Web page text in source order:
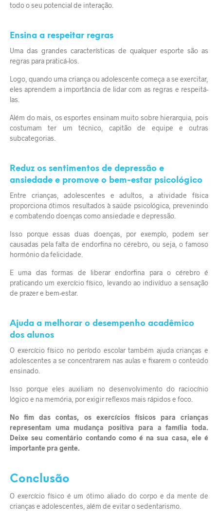
todo o seu potencial de interação.
Ensina a respeitar regras
Uma das grandes características de qualquer esporte são as
regras para praticá-los.
Logo, quando uma criança ou adolescente começa a se exercitar,
eles aprendem a importância de lidar com as regras e respeitá-
las.
Além do mais, os esportes ensinam muito sobre hierarquia, pois
costumam ter um técnico, capitão de equipe e outras
subcategorias.
Reduz os sentimentos de depressão e
ansiedade e promove o bem-estar psicológico
Entre crianças, adolescentes e adultos, a atividade física
proporciona ótimos resultados à saúde psicológica, prevenindo
e combatendodoenças como ansiedade e depressão.
Isso porque essas duas doenças, por exemplo, podem ser
causadas pela falta de endorfina no cérebro, ou seja, o famoso
hormônio da felicidade.
E uma das formas de liberar endorfina para o cérebro é
praticando um exercício físico, levando ao indivíduo a sensação
de prazer e bem-estar.
Ajuda a melhorar o desempenho acadêmico
dos alunos
O exercício físico no período escolar também ajuda crianças e
adolescentes a se concentrarem nas aulas e fixarem o conteúdo
ensinado.
Isso porque eles auxiliam no desenvolvimento do raciocínio
lógico e na memória, por exigir reflexos mais rápidos e foco.
No fim das contas, os exercícios físicos para crianças
representam uma mudança positiva para a família toda.
Deixe seu comentário contando como é na sua casa, ele é
importante pra gente.
Conclusão
O exercício físico é um ótimo aliado do corpo e da mente de
crianças e adolescentes, além de evitar o sedentarismo.